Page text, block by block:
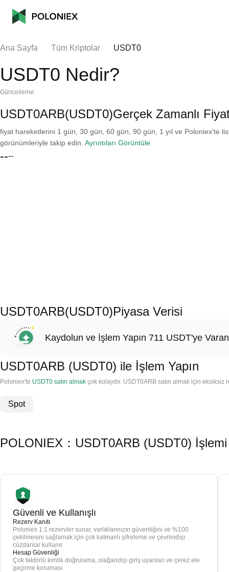
Ana Sayfa Tüm Kriptolar USDT0
USDT0 Nedir?
Güncelleme:
USDT0ARB(USDT0)Gerçek Zamanlı
fiyat hareketlerini 1 gün, 30 gün, 60 gün, 90 gün, 1 yıl ve Poloniex'te
görünümleriyle takip edin. Ayrıntıları Görüntüle
----
USDT0ARB(USDT0)Piyasa Verisi
Kaydolun ve İşlem Yapın 711 USDT'ye
USDT0ARB (USDT0) ile İşlem Yapın
Poloniex'te USDT0 satın almak çok kolaydır. USDT0ARB satın almak için
Spot
POLONIEX：USDT0ARB (USDT0)
Güvenli ve Kullanışlı
Rezerv Kanıtı
Poloniex 1:1 rezervler sunar, varlıklarınızın güvenliğini ve %100
çekilmesini sağlamak için çok katmanlı şifreleme ve çevrimdışı
cüzdanlar kullanır.
Hesap Güvenliği
Çok faktörlü kimlik doğrulama, olağandışı giriş uyarıları ve çerez ele
geçirme koruması